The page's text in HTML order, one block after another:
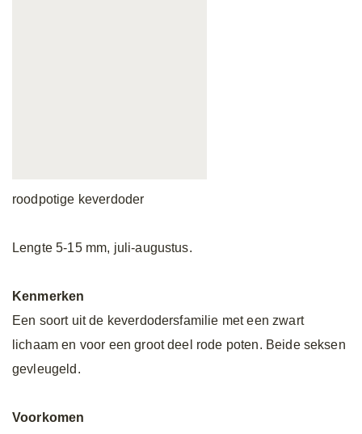
roodpotige keverdoder
Lengte 5-15 mm, juli-augustus.
Kenmerken
Een soort uit de keverdodersfamilie met een zwart
lichaam en voor een groot deel rode poten. Beide seksen
gevleugeld.
Voorkomen